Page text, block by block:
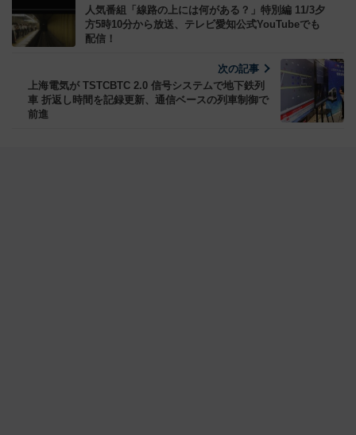
人気番組「線路の上には何がある？」特別編 11/3夕
方5時10分から放送、テレビ愛知公式YouTubeでも
配信！
次の記事
上海電気が TSTCBTC 2.0 信号システムで地下鉄列
車 折返し時間を記録更新、通信ベースの列車制御で
前進